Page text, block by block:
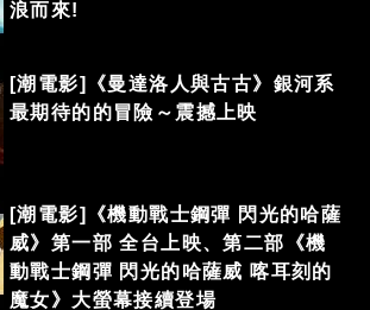
浪而來!
[潮電影]《曼達洛人與古古》銀河系
最期待的的冒險～震撼上映
[潮電影]《機動戰士鋼彈 閃光的哈薩
威》第一部 全台上映、第二部《機
動戰士鋼彈 閃光的哈薩威 喀耳刻的
魔女》大螢幕接續登場